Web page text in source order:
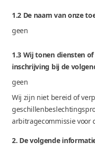
1.2 De naam van onze
geen
1.3 Wij tonen diensten
inschrijving bij de
geen
Wij zijn niet bereid of
arbitragecommissie voor
2. De volgende